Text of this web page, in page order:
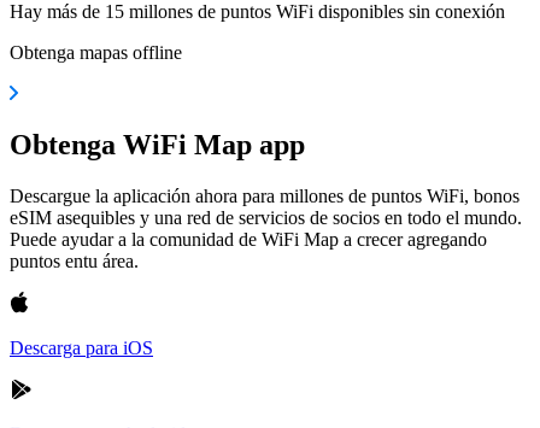
Hay más de 15 millones de puntos WiFi disponibles sin conexión
Obtenga mapas offline
Obtenga WiFi Map app
Descargue la aplicación ahora para millones de puntos WiFi, bonos
eSIM asequibles y una red de servicios de socios en todo el mundo.
Puede ayudar a la comunidad de WiFi Map a crecer agregando
puntos entu área.
Descarga para iOS